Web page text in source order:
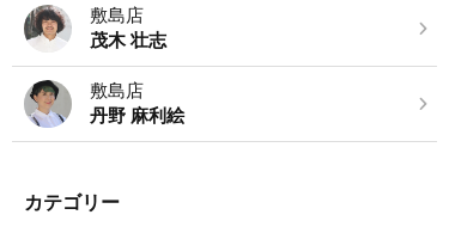
敷島店
茂木 壮志
敷島店
丹野 麻利絵
カテゴリー